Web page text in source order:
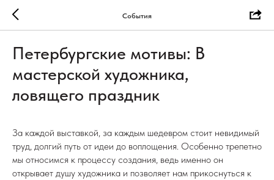
События
Петербургские мотивы: В
мастерской художника,
ловящего праздник
За каждой выставкой, за каждым шедевром стоит невидимый
труд, долгий путь от идеи до воплощения. Особенно трепетно
мы относимся к процессу создания, ведь именно он
открывает душу художника и позволяет нам прикоснуться к